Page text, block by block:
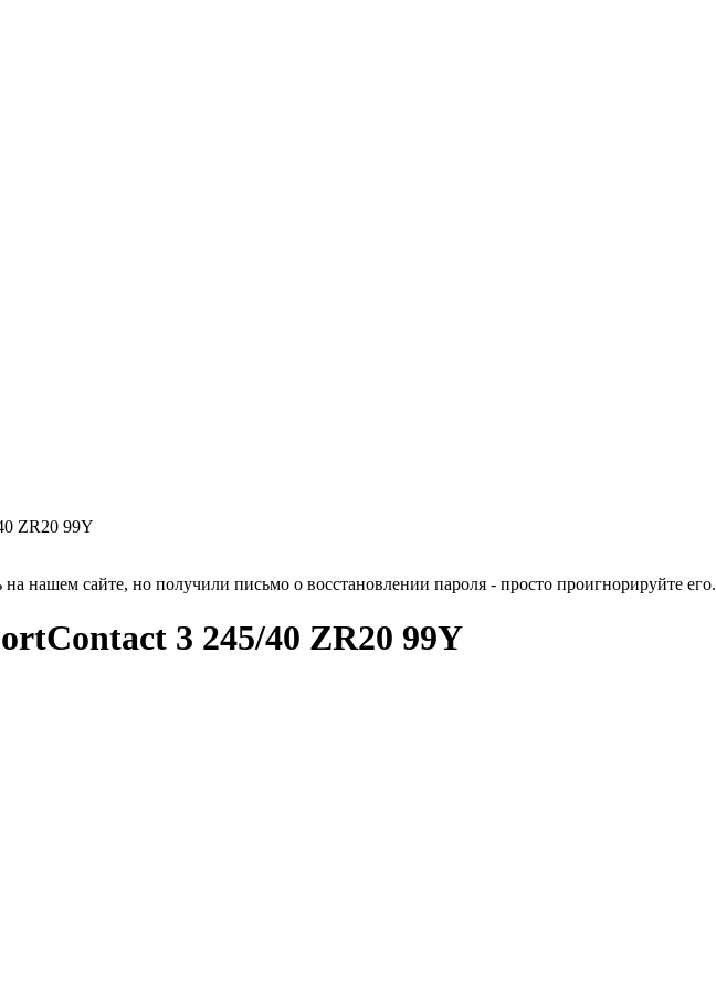
ZR20 99Y
нашем сайте, но получили письмо о восстановлении пароля - просто проигнорируйте его.
3 245/40 ZR20 99Y